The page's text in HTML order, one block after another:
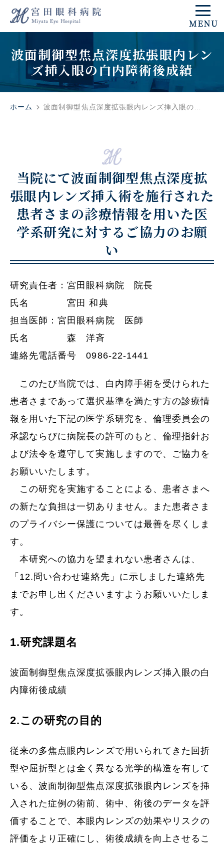
波面制御型焦点深度拡張眼内レン
ズ挿入眼の白内障術後成績
ホーム 波面制御型焦点深度拡張眼内レンズ挿入眼の…
当院にて波面制御型焦点深度拡
張眼内レンズ挿入術を施行された
患者さまの診療情報を用いた医
学系研究に対するご協力のお願
い
研究責任者：宮田眼科病院 院長
氏名 宮田 和典
担当医師：宮田眼科病院 医師
氏名 森 洋斉
連絡先電話番号 0986-22-1441
このたび当院では、白内障手術を受けられた
患者さまであって選択基準を満たす方の診療情
報を用いた下記の医学系研究を、倫理委員会の
承認ならびに病院長の許可のもと、倫理指針お
よび法令を遵守して実施しますので、ご協力を
お願いいたします。
この研究を実施することによる、患者さまへ
の新たな負担は一切ありません。また患者さま
のプライバシー保護については最善を尽くしま
す。
本研究への協力を望まれない患者さんは、
「12.問い合わせ連絡先」に示しました連絡先
までお申し出くださいますようお願いいたしま
す。
1.研究課題名
波面制御型焦点深度拡張眼内レンズ挿入眼の白
内障術後成績
2.この研究の目的
従来の多焦点眼内レンズで用いられてきた回折
型や屈折型とは全く異なる光学的構造を有して
いる、波面制御型焦点深度拡張眼内レンズを挿
入された症例の術前、術中、術後のデータを評
価することで、本眼内レンズの効果やリスクの
評価をより正確にし、術後成績を向上させるこ